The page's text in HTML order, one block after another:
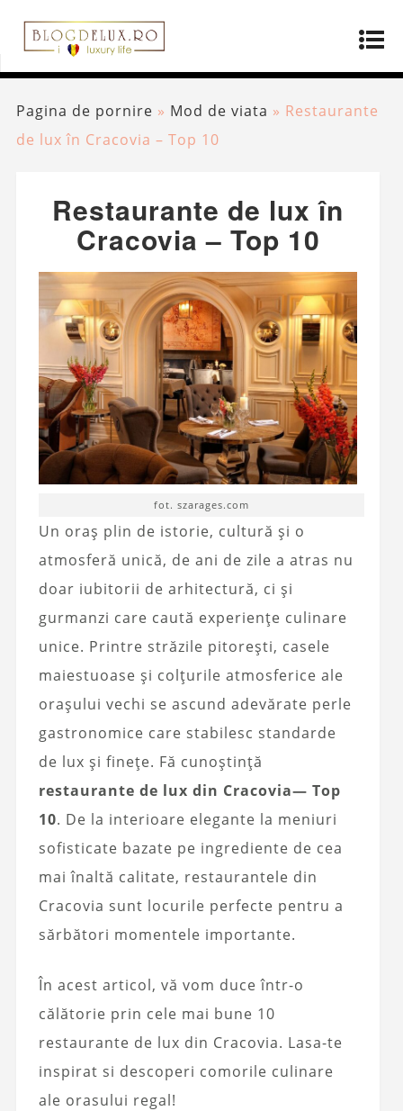
Pagina de pornire » Mod de viata » Restaurante
de lux în Cracovia – Top 10
Restaurante de lux în
Cracovia – Top 10
fot. szarages.com
Un oraș plin de istorie, cultură și o
atmosferă unică, de ani de zile a atras nu
doar iubitorii de arhitectură, ci și
gurmanzi care caută experiențe culinare
unice. Printre străzile pitorești, casele
maiestuoase și colțurile atmosferice ale
orașului vechi se ascund adevărate perle
gastronomice care stabilesc standarde
de lux și finețe. Fă cunoștință
restaurante de lux din Cracovia— Top
10. De la interioare elegante la meniuri
sofisticate bazate pe ingrediente de cea
mai înaltă calitate, restaurantele din
Cracovia sunt locurile perfecte pentru a
sărbători momentele importante.
În acest articol, vă vom duce într-o
călătorie prin cele mai bune 10
restaurante de lux din Cracovia. Lasa-te
inspirat si descoperi comorile culinare
ale orasului regal!